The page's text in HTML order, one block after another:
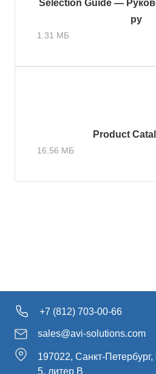
Selection Guide —
ру
1.31 МБ
Product
16.56 МБ
+7 (812) 703-00-66
sales@avi-solutions.com
197022, Санкт-
5, литер В